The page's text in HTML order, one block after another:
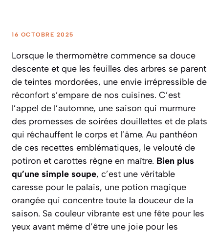
16 OCTOBRE 2025
Lorsque le thermomètre commence sa douce
descente et que les feuilles des arbres se parent
de teintes mordorées, une envie irrépressible de
réconfort s’empare de nos cuisines. C’est
l’appel de l’automne, une saison qui murmure
des promesses de soirées douillettes et de plats
qui réchauffent le corps et l’âme. Au panthéon
de ces recettes emblématiques, le velouté de
potiron et carottes règne en maître. Bien plus
qu’une simple soupe, c’est une véritable
caresse pour le palais, une potion magique
orangée qui concentre toute la douceur de la
saison. Sa couleur vibrante est une fête pour les
yeux avant même d’être une joie pour les